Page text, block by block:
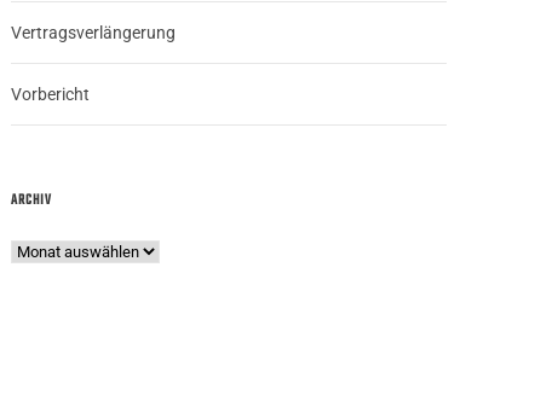
Vertragsverlängerung
Vorbericht
ARCHIV